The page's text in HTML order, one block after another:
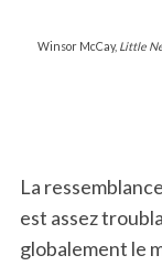
Winsor McCay, Little
La
est assez
globalement le